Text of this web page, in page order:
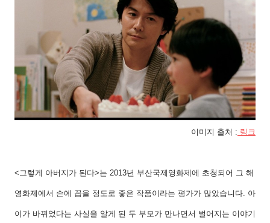
이미지 출처 : 링크
< 그렇게 아버지가 된다>는 2013년 부산국제영화제에 초청되어 그 해
영화제에서 손에 꼽을 정도로 좋은 작품이라는 평가가 많았습니다 아
이가 바뀌었다는 사실을 알게 된 두 부모가 만나면서 벌어지는 이야기